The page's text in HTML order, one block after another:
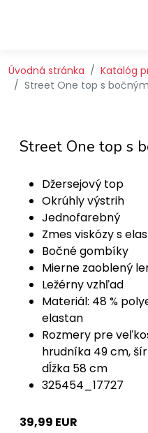
Úvodná stránka
Katalóg
Street One top s
Street One top s
Džersejový top
Okrúhly výstrih
Jednofarebný
Zmes viskózy s
Bočné gombíky
Mierne zaoblený
Ležérny vzhľad
Materiál: 48 %
elastan
Rozmery pre
hrudníka 49 cm,
dĺžka 58 cm
325454_17727
39,99 EUR